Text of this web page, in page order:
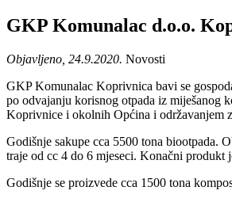
GKP Komunalac d.o.o.
Objavljeno, 24.9.2020. Novosti
GKP Komunalac Koprivnica bavi se
po odvajanju korisnog otpada iz miješanog
Koprivnice i okolnih Općina i održavanjem
Godišnje sakupe cca 5500 tona biootpada.
traje od cc 4 do 6 mjeseci. Konačni
Godišnje se proizvede cca 1500 tona